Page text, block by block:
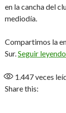
en la cancha del
mediodía.
Compartimos la
Sur.Seguir leyendo
1.447veces
Share this: